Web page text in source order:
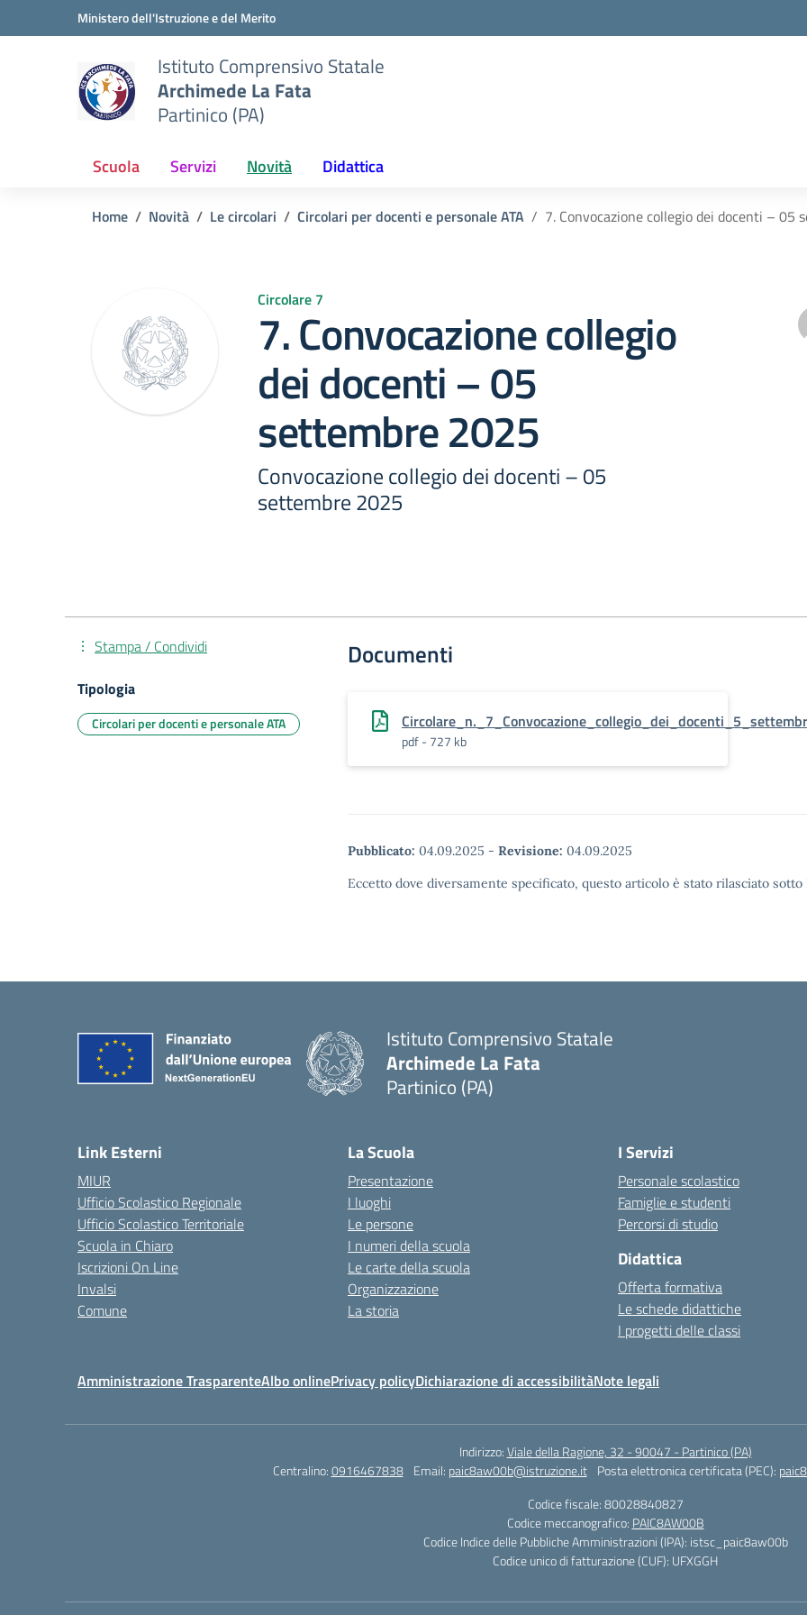
Vai ai contenuti
Vai al menu di navigazioneMinistero dell'Istruzione e del Merito
Istituto Comprensivo Statale
Archimede La Fata
Partinico (PA)
Scuola Servizi Novità Didattica
Home Novità Le circolari Circolari per docenti e personale ATA 7. Convocazione collegio dei docenti – 05
Circolare 7
7. Convocazione collegio
dei docenti – 05
settembre 2025
Convocazione collegio dei docenti – 05
settembre 2025
Documenti
pdf - 727 kb
Pubblicato: 04.09.2025 - Revisione: 04.09.2025
Eccetto dove diversamente specificato, questo articolo è stato rilasciato
Stampa / Condividi
Tipologia
Circolari per docenti e personale ATA
Istituto Comprensivo Statale
Archimede La Fata
Partinico (PA)
Link Esterni
MIUR
Ufficio Scolastico Regionale
Ufficio Scolastico Territoriale
Scuola in Chiaro
Iscrizioni On Line
Invalsi
Comune
La Scuola
Presentazione
I luoghi
Le persone
I numeri della scuola
Le carte della scuola
Organizzazione
La storia
I Servizi
Personale scolastico
Famiglie e studenti
Percorsi di studio
Didattica
Offerta formativa
Le schede didattiche
I progetti delle classi
Amministrazione TrasparenteAlbo onlinePrivacy policyDichiarazione di accessibilitàNote legali
Indirizzo:Viale della Ragione, 32 - 90047 - Partinico (PA)
Centralino:0916467838 Email: paic8aw00b@istruzione.it Posta elettronica certificata (PEC):
Codice fiscale: 80028840827
Codice meccanografico: PAIC8AW00B
Codice Indice delle Pubbliche Amministrazioni (IPA): istsc_paic8aw00b
Codice unico di fatturazione (CUF): UFXGGH